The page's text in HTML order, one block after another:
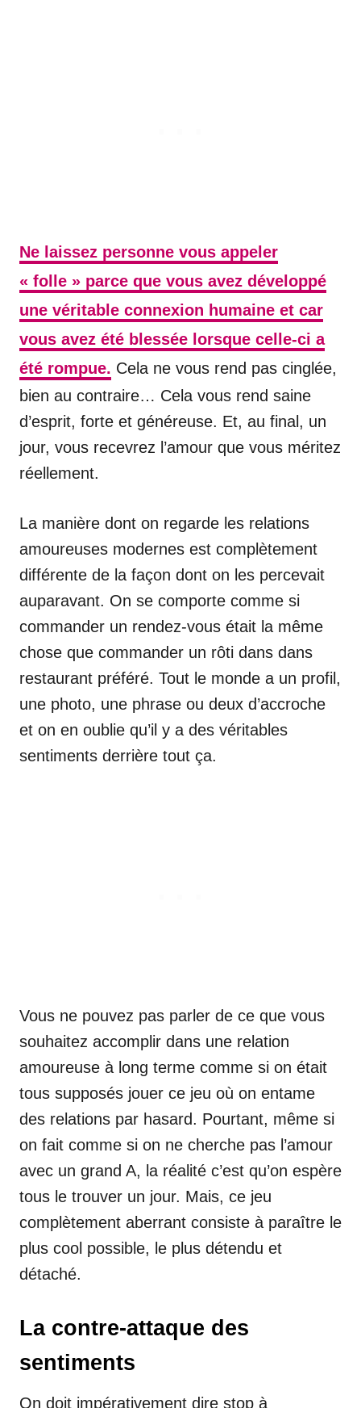
Ne laissez personne vous appeler
« folle » parce que vous avez développé
une véritable connexion humaine et car
vous avez été blessée lorsque celle-ci a
été rompue. Cela ne vous rend pas cinglée,
bien au contraire… Cela vous rend saine
d’esprit, forte et généreuse. Et, au final, un
jour, vous recevrez l’amour que vous méritez
réellement.
La manière dont on regarde les relations
amoureuses modernes est complètement
différente de la façon dont on les percevait
auparavant. On se comporte comme si
commander un rendez-vous était la même
chose que commander un rôti dans dans
restaurant préféré. Tout le monde a un profil,
une photo, une phrase ou deux d’accroche
et on en oublie qu’il y a des véritables
sentiments derrière tout ça.
Vous ne pouvez pas parler de ce que vous
souhaitez accomplir dans une relation
amoureuse à long terme comme si on était
tous supposés jouer ce jeu où on entame
des relations par hasard. Pourtant, même si
on fait comme si on ne cherche pas l’amour
avec un grand A, la réalité c’est qu’on espère
tous le trouver un jour. Mais, ce jeu
complètement aberrant consiste à paraître le
plus cool possible, le plus détendu et
détaché.
La contre-attaque des
sentiments
On doit impérativement dire stop à